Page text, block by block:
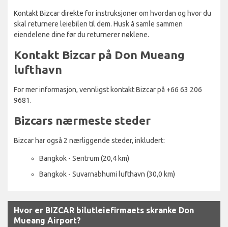
Kontakt Bizcar direkte for instruksjoner om hvordan og hvor du
skal returnere leiebilen til dem. Husk å samle sammen
eiendelene dine før du returnerer nøklene.
Kontakt Bizcar på Don Mueang
lufthavn
For mer informasjon, vennligst kontakt Bizcar på +66 63 206
9681.
Bizcars nærmeste steder
Bizcar har også 2 nærliggende steder, inkludert:
Bangkok - Sentrum (20,4 km)
Bangkok - Suvarnabhumi lufthavn (30,0 km)
Hvor er BIZCAR bilutleiefirmaets skranke Don
Mueang Airport?